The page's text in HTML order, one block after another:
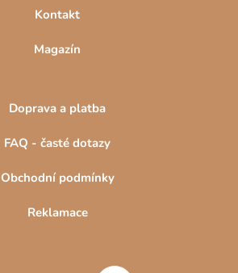
Kontakt
Magazín
Doprava a platba
FAQ - časté dotazy
Obchodní podmínky
Reklamace